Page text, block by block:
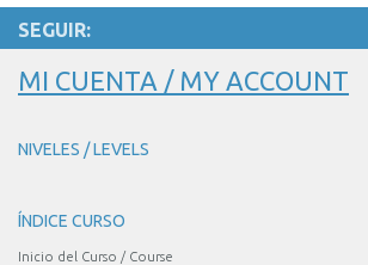
(aumentar)
5
of
las
con
el
SEGUIR:
MI CUENTA / MY ACCOUNT
NIVELES / LEVELS
ÍNDICE CURSO
Inicio del Curso / Course